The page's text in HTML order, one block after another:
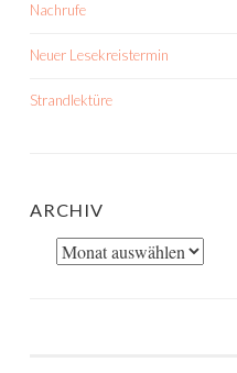
Nachrufe
Neuer Lesekreistermin
Strandlektüre
ARCHIV
Archiv